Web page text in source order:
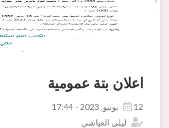
اعلان بتة عمومية
12 يونيو, 2023 - 17:44
ليلى العياشي